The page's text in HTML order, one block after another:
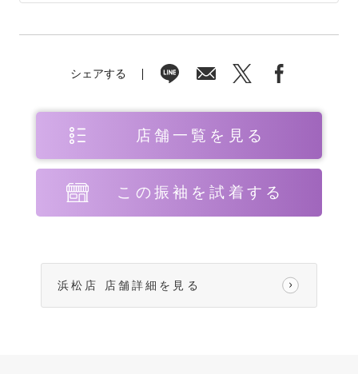
シェアする
店舗一覧を見る
この振袖を試着する
浜松店 店舗詳細を見る